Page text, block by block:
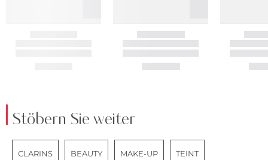
Stöbern Sie weiter
CLARINS BEAUTY MAKE-UP TEINT